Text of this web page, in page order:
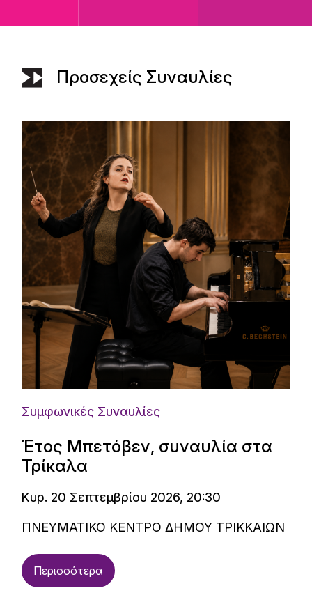
Προσεχείς Συναυλίες
Συμφωνικές Συναυλίες
Έτος Μπετόβεν, συναυλία στα
Τρίκαλα
Κυρ. 20 Σεπτεμβρίου 2026, 20:30
ΠΝΕΥΜΑΤΙΚΟ ΚΕΝΤΡΟ ΔΗΜΟΥ ΤΡΙΚΚΑΙΩΝ
Περισσότερα